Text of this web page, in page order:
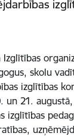
skolu
izglītības
un 21.
izglītības